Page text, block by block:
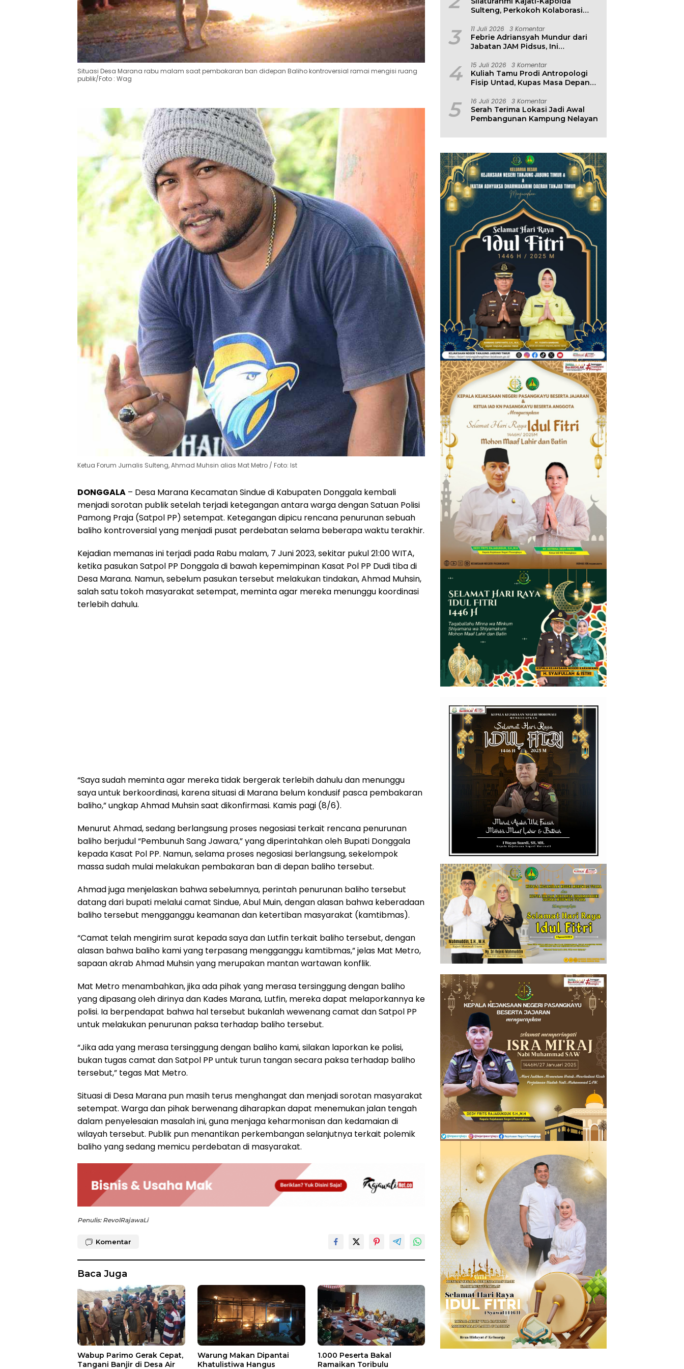
Situasi Desa Marana rabu malam saat pembakaran ban didepan Baliho kontroversial ramai mengisi ruang
publik/Foto : Wag
Ketua Forum Jurnalis Sulteng, Ahmad Muhsin alias Mat Metro / Foto: Ist
DONGGALA – Desa Marana Kecamatan Sindue di Kabupaten Donggala kembali
menjadi sorotan publik setelah terjadi ketegangan antara warga dengan Satuan Polisi
Pamong Praja (Satpol PP) setempat. Ketegangan dipicu rencana penurunan sebuah
baliho kontroversial yang menjadi pusat perdebatan selama beberapa waktu terakhir.
Kejadian memanas ini terjadi pada Rabu malam, 7 Juni 2023, sekitar pukul 21:00 WITA,
ketika pasukan Satpol PP Donggala di bawah kepemimpinan Kasat Pol PP Dudi tiba di
Desa Marana. Namun, sebelum pasukan tersebut melakukan tindakan, Ahmad Muhsin,
salah satu tokoh masyarakat setempat, meminta agar mereka menunggu koordinasi
terlebih dahulu.
“Saya sudah meminta agar mereka tidak bergerak terlebih dahulu dan menunggu
saya untuk berkoordinasi, karena situasi di Marana belum kondusif pasca pembakaran
baliho,” ungkap Ahmad Muhsin saat dikonfirmasi. Kamis pagi (8/6).
Menurut Ahmad, sedang berlangsung proses negosiasi terkait rencana penurunan
baliho berjudul “Pembunuh Sang Jawara,” yang diperintahkan oleh Bupati Donggala
kepada Kasat Pol PP. Namun, selama proses negosiasi berlangsung, sekelompok
massa sudah mulai melakukan pembakaran ban di depan baliho tersebut.
Ahmad juga menjelaskan bahwa sebelumnya, perintah penurunan baliho tersebut
datang dari bupati melalui camat Sindue, Abul Muin, dengan alasan bahwa keberadaan
baliho tersebut mengganggu keamanan dan ketertiban masyarakat (kamtibmas).
“Camat telah mengirim surat kepada saya dan Lutfin terkait baliho tersebut, dengan
alasan bahwa baliho kami yang terpasang mengganggu kamtibmas,” jelas Mat Metro,
sapaan akrab Ahmad Muhsin yang merupakan mantan wartawan konflik.
Mat Metro menambahkan, jika ada pihak yang merasa tersinggung dengan baliho
yang dipasang oleh dirinya dan Kades Marana, Lutfin, mereka dapat melaporkannya ke
polisi. Ia berpendapat bahwa hal tersebut bukanlah wewenang camat dan Satpol PP
untuk melakukan penurunan paksa terhadap baliho tersebut.
“Jika ada yang merasa tersinggung dengan baliho kami, silakan laporkan ke polisi,
bukan tugas camat dan Satpol PP untuk turun tangan secara paksa terhadap baliho
tersebut,” tegas Mat Metro.
Situasi di Desa Marana pun masih terus menghangat dan menjadi sorotan masyarakat
setempat. Warga dan pihak berwenang diharapkan dapat menemukan jalan tengah
dalam penyelesaian masalah ini, guna menjaga keharmonisan dan kedamaian di
wilayah tersebut. Publik pun menantikan perkembangan selanjutnya terkait polemik
baliho yang sedang memicu perdebatan di masyarakat.
Penulis: RevolRajawaLi
Komentar
Baca Juga
Wabup Parimo Gerak Cepat,
Tangani Banjir di Desa Air
Warung Makan Dipantai
Khatulistiwa Hangus
1.000 Peserta Bakal
Ramaikan Toribulu
Sulteng, Perkokoh Kolaborasi
3 11 Juli 2026 3 Komentar
Febrie Adriansyah Mundur dari
Jabatan JAM Pidsus, Ini
4 15 Juli 2026 3 Komentar
Kuliah Tamu Prodi Antropologi
Fisip Untad, Kupas Masa Depan
Lingkungan
5 16 Juli 2026 3 Komentar
Serah Terima Lokasi Jadi Awal
Pembangunan Kampung Nelayan